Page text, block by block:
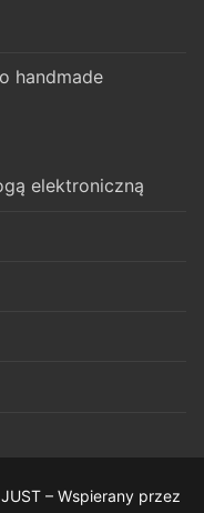
handmade
elektroniczną
– Wspierany przez